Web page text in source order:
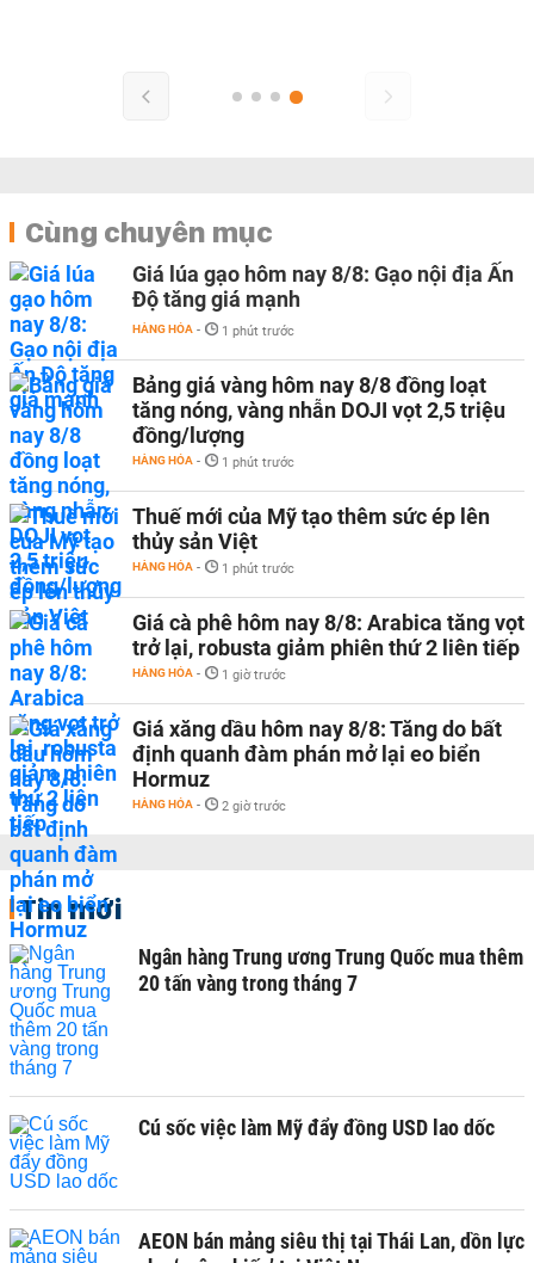
Cùng chuyên mục
Giá lúa gạo hôm nay 8/8: Gạo nội địa Ấn
Độ tăng giá mạnh
HÀNG HÓA - 1 phút trước
Bảng giá vàng hôm nay 8/8 đồng loạt
tăng nóng, vàng nhẫn DOJI vọt 2,5 triệu
đồng/lượng
HÀNG HÓA - 1 phút trước
Thuế mới của Mỹ tạo thêm sức ép lên
thủy sản Việt
HÀNG HÓA - 1 phút trước
Giá cà phê hôm nay 8/8: Arabica tăng vọt
trở lại, robusta giảm phiên thứ 2 liên tiếp
HÀNG HÓA - 1 giờ trước
Giá xăng dầu hôm nay 8/8: Tăng do bất
định quanh đàm phán mở lại eo biển
Hormuz
HÀNG HÓA - 2 giờ trước
Tin mới
Ngân hàng Trung ương Trung Quốc mua thêm
20 tấn vàng trong tháng 7
Cú sốc việc làm Mỹ đẩy đồng USD lao dốc
AEON bán mảng siêu thị tại Thái Lan, dồn lực